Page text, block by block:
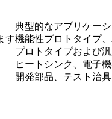
典型的なアプリケー
す機能性プロトタイプ
プロトタイプおよび
ヒートシンク、電子
開発部品、テスト治